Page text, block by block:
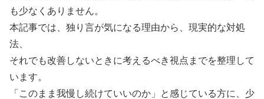
も少なくありません。
本記事では、独り言が気になる理由から、現実的な対処
法、
それでも改善しないときに考えるべき視点までを整理して
います。
「このまま我慢し続けていいのか」と感じている方に、少